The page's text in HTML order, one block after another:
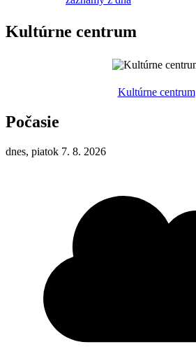
Kultúrne centrum
Kultúrne centrum
Počasie
dnes, piatok 7. 8. 2026